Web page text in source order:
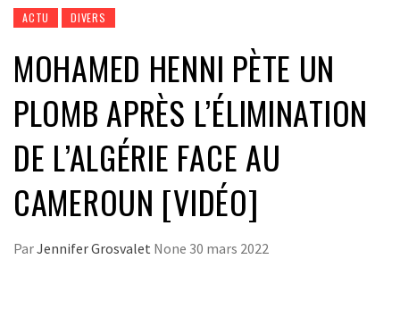
ACTU DIVERS
MOHAMED HENNI PÈTE UN
PLOMB APRÈS L’ÉLIMINATION
DE L’ALGÉRIE FACE AU
CAMEROUN [VIDÉO]
ParJennifer Grosvalet None 30 mars 2022